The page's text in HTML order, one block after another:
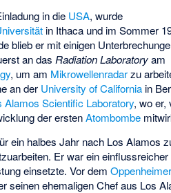
in die USA, wurde
in Ithaca und im Sommer
blieb er mit einigen
an das Radiation Laboratoryam
, um am Mikrowellenradarzu
an der University of California in
Alamos Scientific Laboratory, wo er,
der erstenAtombombe
ein halbes Jahr nach Los Alamos
Er war ein
einsetzte. Vor demOppenheimer
seinen ehemaligen Chef aus Los